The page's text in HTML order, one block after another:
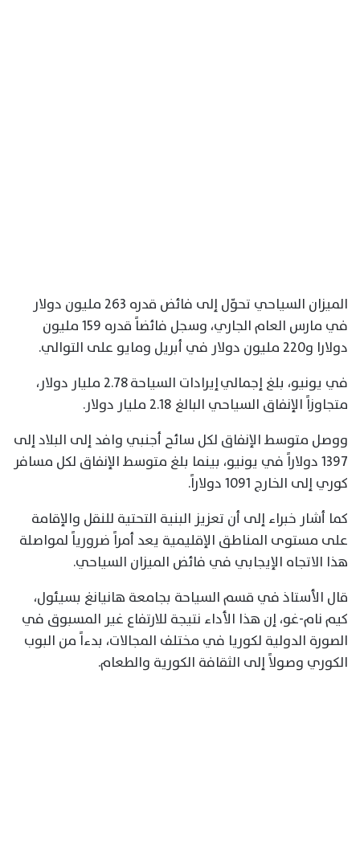
الميزان السياحي تحوّل إلى فائض قدره 263 مليون دولار
في مارس العام الجاري، وسجل فائضاً قدره 159 مليون
دولارا و220 مليون دولار في أبريل ومايو على التوالي.
في يونيو، بلغ إجمالي إيرادات السياحة 2.78 مليار دولار،
متجاوزاً الإنفاق السياحي البالغ 2.18 مليار دولار.
ووصل متوسط الإنفاق لكل سائح أجنبي وافد إلى البلاد إلى
1397 دولاراً في يونيو، بينما بلغ متوسط الإنفاق لكل مسافر
كوري إلى الخارج 1091 دولاراً.
كما أشار خبراء إلى أن تعزيز البنية التحتية للنقل والإقامة
على مستوى المناطق الإقليمية يعد أمراً ضرورياً لمواصلة
هذا الاتجاه الإيجابي في فائض الميزان السياحي.
قال الأستاذ في قسم السياحة بجامعة هانيانغ بسيئول،
كيم نام-غو، إن هذا الأداء نتيجة للارتفاع غير المسبوق في
الصورة الدولية لكوريا في مختلف المجالات، بدءاً من البوب
الكوري وصولاً إلى الثقافة الكورية والطعام.